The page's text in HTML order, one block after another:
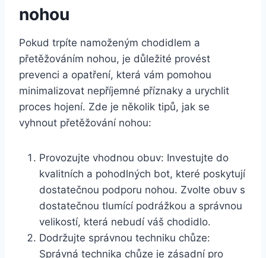
nohou
Pokud trpíte namoženým chodidlem a
přetěžováním nohou, je důležité provést
prevenci a opatření, která vám pomohou
minimalizovat nepříjemné příznaky a urychlit
proces hojení. Zde je několik tipů, jak se
vyhnout přetěžování nohou:
Provozujte vhodnou obuv: Investujte do
kvalitních a pohodlných bot, které poskytují
dostatečnou podporu nohou. Zvolte obuv s
dostatečnou tlumící podrážkou a správnou
velikostí, která nebudí váš chodidlo.
Dodržujte správnou techniku chůze:
Správná technika chůze je zásadní pro